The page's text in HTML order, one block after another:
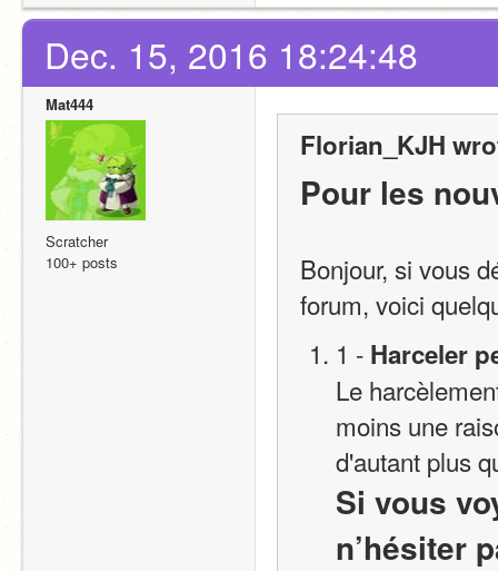
Dec. 15, 2016 18:24:48
Mat444
Scratcher
100+ posts
Florian_KJH
Pour les
Bonjour, si vous
forum, voici
1 - Harceler
Le
moins une
d'autant plus
Si vous
n’hésiter